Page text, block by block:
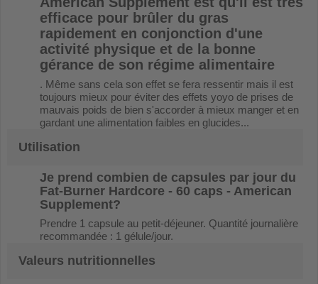
efficace pour brûler du gras
rapidement en conjonction d'une
activité physique et de la bonne
gérance de son régime alimentaire
. Même sans cela son effet se fera ressentir mais il est
toujours mieux pour éviter des effets yoyo de prises de
mauvais poids de bien s'accorder à mieux manger et en
gardant une alimentation faibles en glucides...
Utilisation
Je prend combien de capsules par jour du
Fat-Burner Hardcore - 60 caps - American
Supplement?
Prendre 1 capsule au petit-déjeuner. Quantité journalière
recommandée : 1 gélule/jour.
Valeurs nutritionnelles